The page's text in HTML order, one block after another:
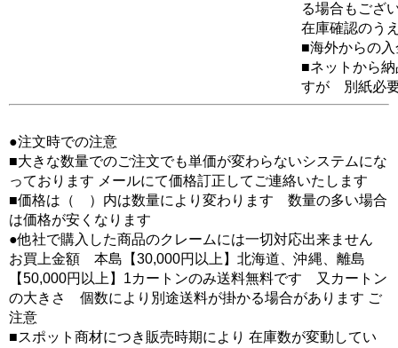
る場合もござ
在庫確認のう
■海外からの
■ネットから
すが 別紙必
●注文時での注意
■大きな数量でのご注文でも単価が変わらないシステムにな
っております メールにて価格訂正してご連絡いたします
■価格は（ ）内は数量により変わります 数量の多い場合
は価格が安くなります
●他社で購入した商品のクレームには一切対応出来ません
お買上金額 本島【30,000円以上】北海道、沖縄、離島
【50,000円以上】1カートンのみ送料無料です 又カートン
の大きさ 個数により別途送料が掛かる場合があります ご
注意
■スポット商材につき販売時期により 在庫数が変動してい